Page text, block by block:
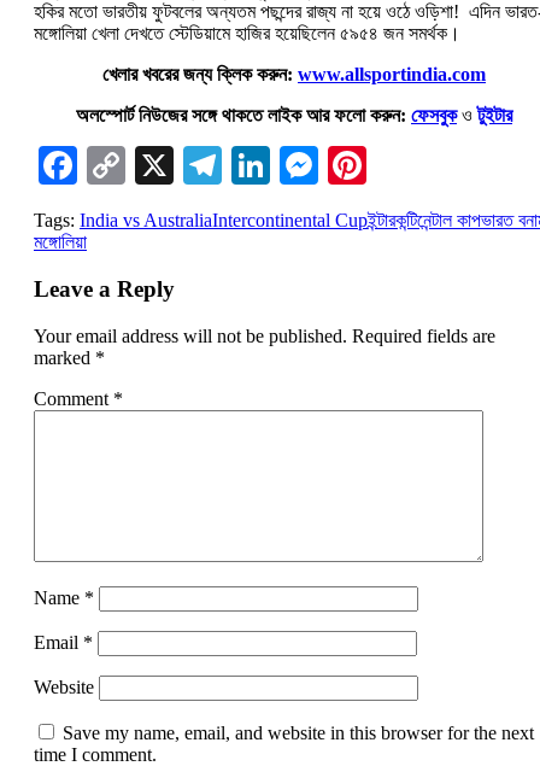
হকির মতো ভারতীয় ফুটবলের অন্যতম পছন্দের রাজ্য না হয়ে ওঠে ওড়িশা! এদিন
মঙ্গোলিয়া খেলা দেখতে স্টেডিয়ামে হাজির হয়েছিলেন ৫৯৫৪ জন সমর্থক।
খেলার খবরের জন্য ক্লিক করুন: www.allsportindia.com
অলস্পোর্ট নিউজের সঙ্গে থাকতে লাইক আর ফলো করুন: ফেসবুকওটুইটার
Facebook
Copy
Link
X Telegram
LinkedIn
Messenger
Tags: India vs AustraliaIntercontinental Cupইন্টারকন্টিনেন্টাল কাপভারত
মঙ্গোলিয়া
Leave a Reply
Your email address will not be published. Required fields are
marked *
Comment *
Name *
Email *
Website
Save my name, email, and website in this browser for the next
time I comment.